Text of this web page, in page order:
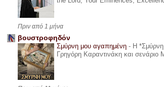
Πριν από 1 μήνα
βουστροφηδόν
Σμύρνη μου αγαπημένη - Η *Σμύρνη
Γρηγόρη Καραντινάκη και σενάριο